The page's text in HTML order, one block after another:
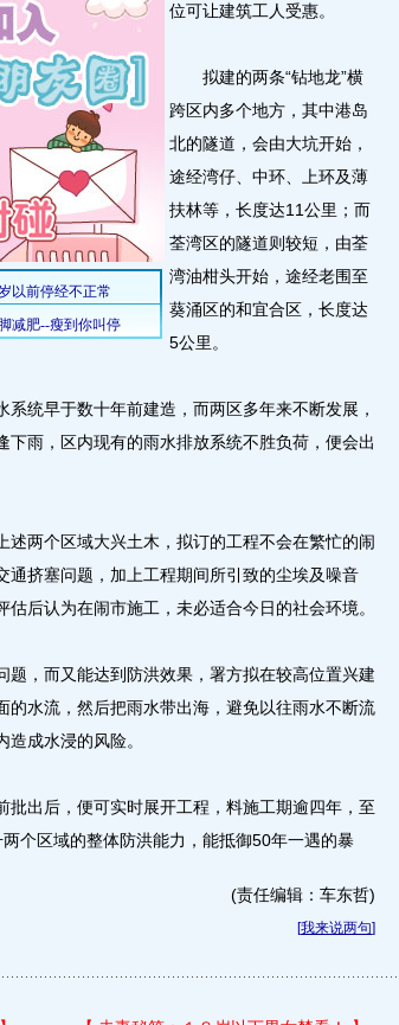
位可让建筑工人受惠。
拟建的两条“钻地龙”横
跨区内多个地方，其中港岛
北的隧道，会由大坑开始，
途经湾仔、中环、上环及薄
扶林等，长度达11公里；而
荃湾区的隧道则较短，由荃
湾油柑头开始，途经老围至
葵涌区的和宜合区，长度达
5公里。
统早于数十年前建造，而两区多年来不断发展，
下雨，区内现有的雨水排放系统不胜负荷，便会出
两个区域大兴土木，拟订的工程不会在繁忙的闹
通挤塞问题，加上工程期间所引致的尘埃及噪音
后认为在闹市施工，未必适合今日的社会环境。
，而又能达到防洪效果，署方拟在较高位置兴建
的水流，然后把雨水带出海，避免以往雨水不断流
成水浸的风险。
出后，便可实时展开工程，料施工期逾四年，至
个区域的整体防洪能力，能抵御50年一遇的暴
(责任编辑：车东哲)
[我来说两句]